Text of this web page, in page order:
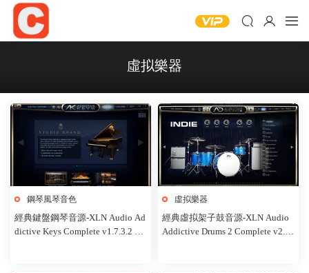
虛拟樂器
鋼琴風琴音色
經典鍵盤鋼琴音源-XLN Audio Ad
dictive Keys Complete v1.7.3.2 R2
虛拟樂器
經典虛拟架子鼓音源-XLN Audio
Addictive Drums 2 Complete v2.9.